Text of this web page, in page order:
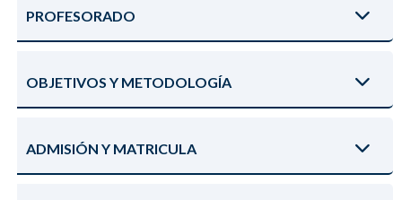
PROFESORADO
OBJETIVOS Y METODOLOGÍA
ADMISIÓN Y MATRICULA